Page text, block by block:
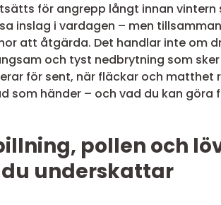
för angrepp långt innan
inslag i vardagen – men
att åtgärda. Det handlar inte om
och tyst nedbrytning som
för sent, när fläckar och matthet
som händer – och vad du kan
pollen och
underskattar